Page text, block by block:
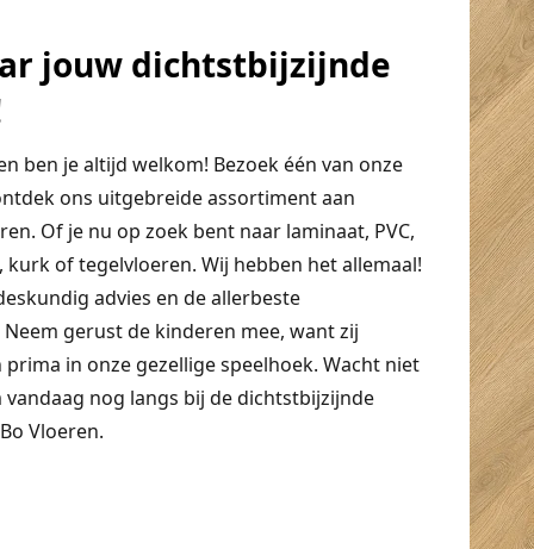
jouw dichtstbijzijnde
ben je altijd welkom! Bezoek één van onze
ons uitgebreide assortiment aan
Of je nu op zoek bent naar laminaat, PVC,
kurk of tegelvloeren. Wij hebben het allemaal!
advies en de allerbeste
gerust de kinderen mee, want zij
prima in onze gezellige speelhoek. Wacht niet
nog langs bij de dichtstbijzijnde
Vloeren.